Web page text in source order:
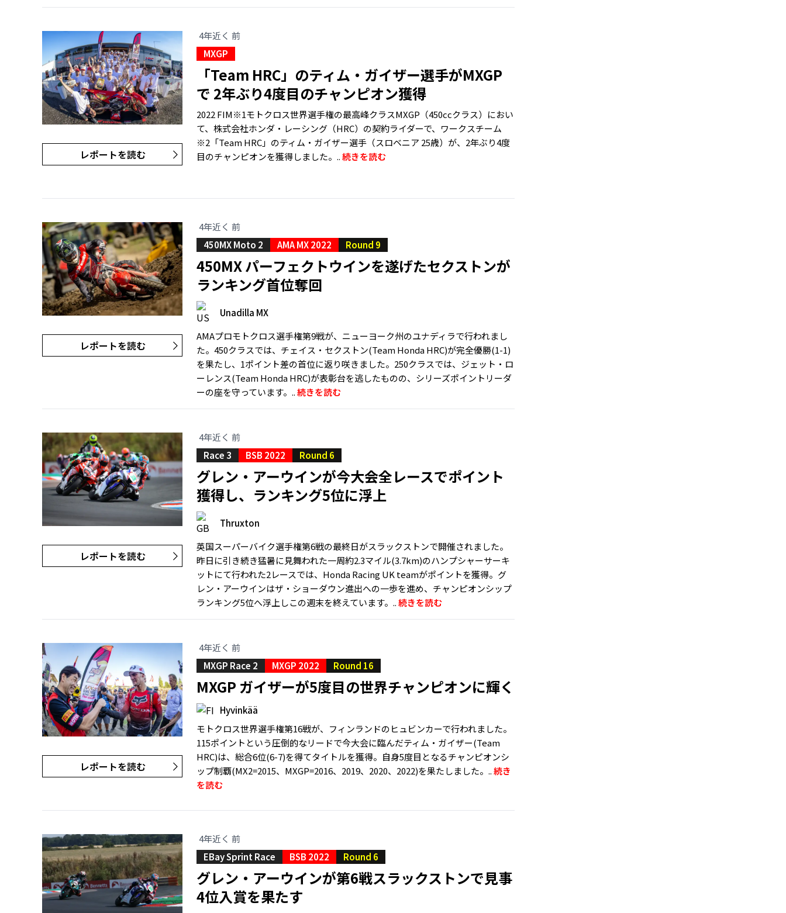
レポートを読む
4年近く 前
MXGP
「Team HRC」のティム・ガイザー選手がMXGP
で 2年ぶり4度目のチャンピオン獲得
2022 FIM※1モトクロス世界選手権の最高峰クラスMXGP（450ccクラス）におい
て、株式会社ホンダ・レーシング（HRC）の契約ライダーで、ワークスチーム
※2「Team HRC」のティム・ガイザー選手（スロベニア 25歳）が、2年ぶり4度
目のチャンピオンを獲得しました。..続きを読む
レポートを読む
4年近く 前
450MX Moto 2
AMA MX 2022 Round 9
450MX パーフェクトウインを遂げたセクストンが
ランキング首位奪回
Unadilla MX
AMAプロモトクロス選手権第9戦が、ニューヨーク州のユナディラで行われまし
た。450クラスでは、チェイス・セクストン(Team Honda HRC)が完全優勝(1-1)
を果たし、1ポイント差の首位に返り咲きました。250クラスでは、ジェット・ロ
ーレンス(Team Honda HRC)が表彰台を逃したものの、シリーズポイントリーダ
ーの座を守っています。..続きを読む
レポートを読む
4年近く 前
Race 3
BSB 2022 Round 6
グレン・アーウインが今大会全レースでポイント
獲得し、ランキング5位に浮上
Thruxton
英国スーパーバイク選手権第6戦の最終日がスラックストンで開催されました。
昨日に引き続き猛暑に見舞われた一周約2.3マイル(3.7km)のハンプシャーサーキ
ットにて行われた2レースでは、Honda Racing UK teamがポイントを獲得。グ
レン・アーウインはザ・ショーダウン進出への一歩を進め、チャンピオンシップ
ランキング5位へ浮上しこの週末を終えています。..続きを読む
レポートを読む
4年近く 前
MXGP Race 2
MXGP 2022 Round 16
MXGP ガイザーが5度目の世界チャンピオンに輝く
Hyvinkää
モトクロス世界選手権第16戦が、フィンランドのヒュビンカーで行われました。
115ポイントという圧倒的なリードで今大会に臨んだティム・ガイザー(Team
HRC)は、総合6位(6-7)を得てタイトルを獲得。自身5度目となるチャンピオンシ
ップ制覇(MX2=2015、MXGP=2016、2019、2020、2022)を果たしました。..続き
を読む
4年近く 前
EBay Sprint Race
BSB 2022 Round 6
グレン・アーウインが第6戦スラックストンで見事
4位入賞を果たす